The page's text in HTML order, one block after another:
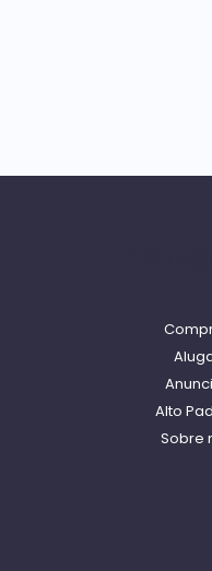
Alto
Sobre